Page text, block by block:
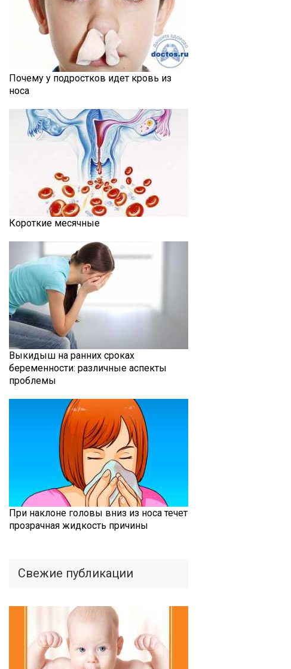
Почему у подростков идет кровь из
носа
Короткие месячные
Выкидыш на ранних сроках
беременности: различные аспекты
проблемы
При наклоне головы вниз из носа течет
прозрачная жидкость причины
Свежие публикации